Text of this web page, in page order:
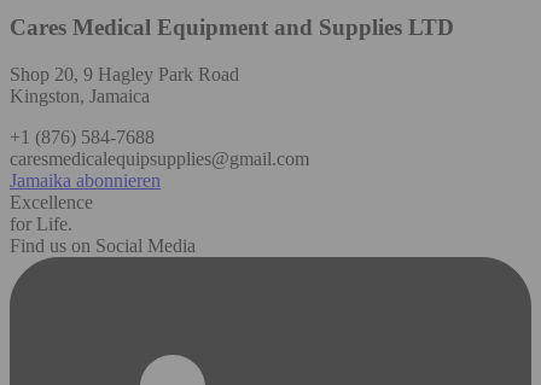
Cares Medical Equipment and Supplies LTD
Shop 20, 9 Hagley Park Road
Kingston, Jamaica
+1 (876) 584-7688
caresmedicalequipsupplies@gmail.com
Jamaika abonnieren
Excellence
for Life.
Find us on Social Media